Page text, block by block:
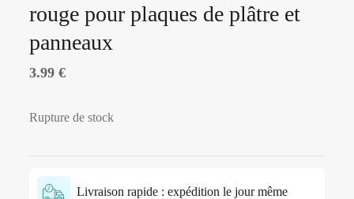
rouge pour plaques de plâtre et
panneaux
3.99 €
Rupture de stock
Livraison rapide : expédition le jour même